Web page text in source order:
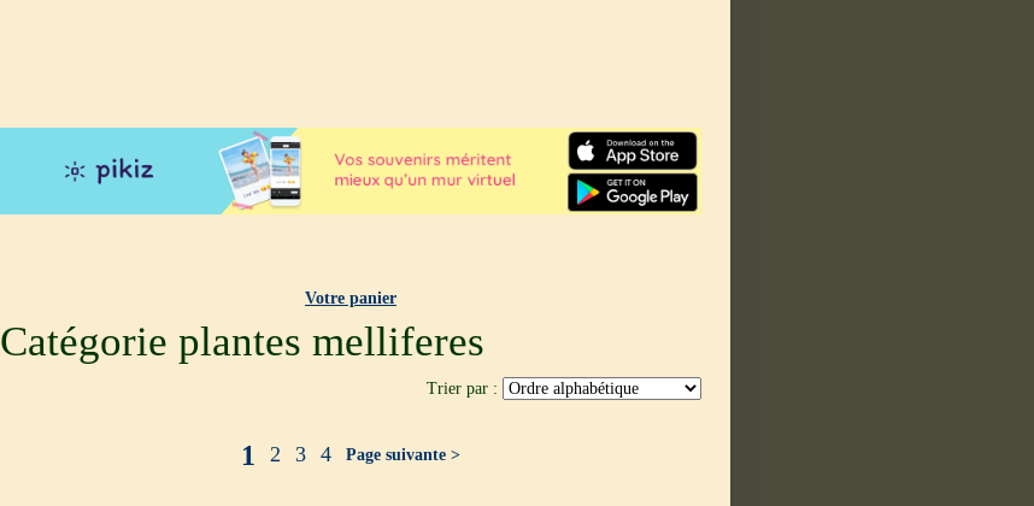
Votre panier
Catégorie plantes melliferes
Trier par :
1 2 3 4 Page suivante >